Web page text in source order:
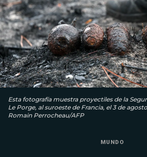
Esta fotografía muestra proyectiles de la
Le Porge, al suroeste de Francia, el 3 de
Romain Perrocheau/AFP
MUNDO